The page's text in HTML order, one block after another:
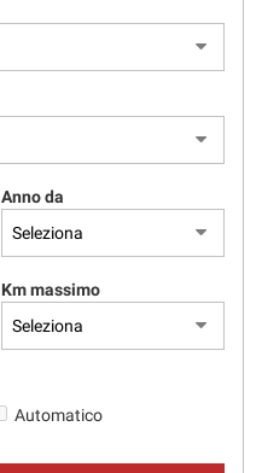
Anno da
Km massimo
Automatico